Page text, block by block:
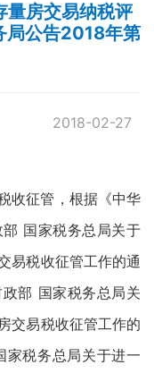
量房交易纳税评
局公告2018年第
2018-02-27
收征管，根据《中华
国家税务总局关于
易税收征管工作的通
部 国家税务总局关
交易税收征管工作的
家税务总局关于进一